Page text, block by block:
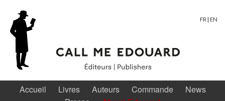
FR | EN
Accueil Livres Auteurs Commande
News